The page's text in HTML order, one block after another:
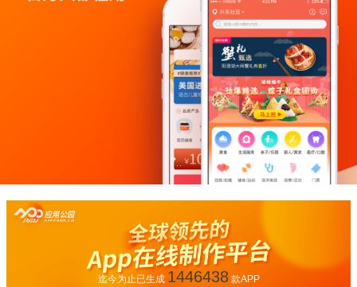
迄今为止已生成 1446438款APP